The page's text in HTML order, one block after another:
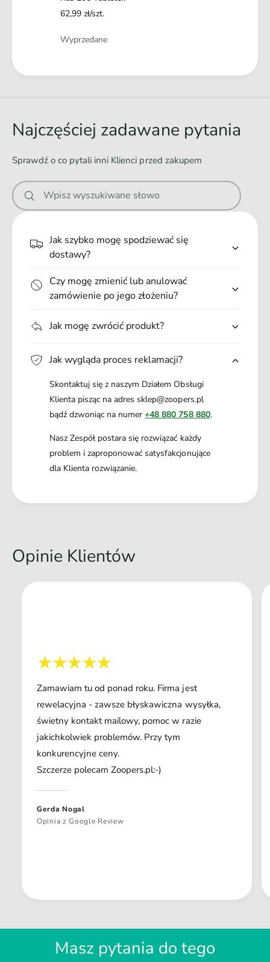
62,99 zł/szt.
Ilość
Wyprzedane
w
i
e
Najczęściej zadawane pytania
Sprawdź o co pytali inni Klienci przed zakupem
Wpisz wyszukiwane słowo
Jak szybko mogę spodziewać się
dostawy?
Czy mogę zmienić lub anulować
zamówienie po jego złożeniu?
Jak mogę zwrócić produkt?
Jak wygląda proces reklamacji?
Skontaktuj się z naszym Działem Obsługi
Klienta pisząc na adres sklep@zoopers.pl
bądź dzwoniąc na numer+48 880 758 880.
Nasz Zespół postara się rozwiązać każdy
problem i zaproponować satysfakcjonujące
dla Klienta rozwiązanie.
Opinie Klientów
Zamawiam tu od ponad roku. Firma jest
rewelacyjna - zawsze błyskawiczna wysyłka,
świetny kontakt mailowy, pomoc w razie
jakichkolwiek problemów. Przy tym
konkurencyjne ceny.
Szczerze polecam Zoopers.pl:-)
Gerda Nogal
Opinia z Google Review
Masz pytania do tego